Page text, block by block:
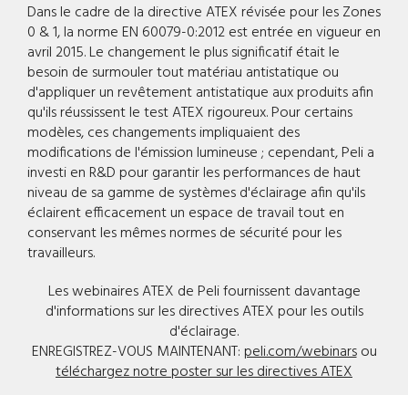
Dans le cadre de la directive ATEX révisée pour les Zones
0 & 1, la norme EN 60079-0:2012 est entrée en vigueur en
avril 2015. Le changement le plus significatif était le
besoin de surmouler tout matériau antistatique ou
d'appliquer un revêtement antistatique aux produits afin
qu'ils réussissent le test ATEX rigoureux. Pour certains
modèles, ces changements impliquaient des
modifications de l'émission lumineuse ; cependant, Peli a
investi en R&D pour garantir les performances de haut
niveau de sa gamme de systèmes d'éclairage afin qu'ils
éclairent efficacement un espace de travail tout en
conservant les mêmes normes de sécurité pour les
travailleurs.
Les webinaires ATEX de Peli fournissent davantage
d'informations sur les directives ATEX pour les outils
d'éclairage.
ENREGISTREZ-VOUS MAINTENANT:peli.com/webinarsou
téléchargez notre poster sur les directives ATEX